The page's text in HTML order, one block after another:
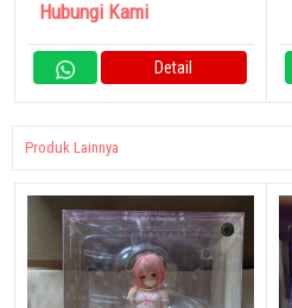
Pack 12% 1800ml x 6 Botol
Hubungi Kami
Detail
Produk Lainnya